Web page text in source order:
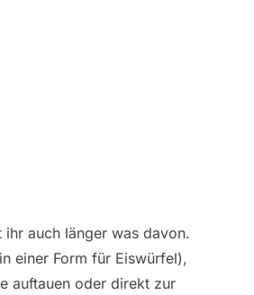
auch länger was davon.
einer Form für Eiswürfel),
auftauen oder direkt zur